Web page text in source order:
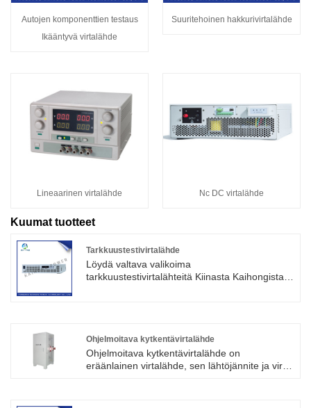
Autojen komponenttien testaus
Ikääntyvä virtalähde
Suuritehoinen hakkurivirtalähde
Lineaarinen virtalähde Nc DC virtalähde
Kuumat tuotteet
Tarkkuustestivirtalähde
Löydä valtava valikoima
tarkkuustestivirtalähteitä Kiinasta Kaihongista.
mittarien havaitsemiseen.
Ohjelmoitava kytkentävirtalähde
Ohjelmoitava kytkentävirtalähde on
eräänlainen virtalähde, sen lähtöjännite ja virta